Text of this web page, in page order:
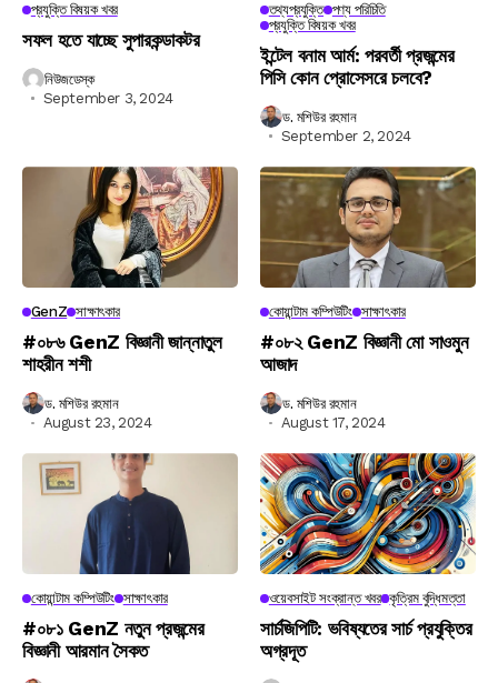
প্রযুক্তি বিষয়ক খবর
সফল হতে যাচ্ছে সুপারকন্ডাকটর
নিউজডেস্ক
September 3, 2024
তথ্যপ্রযুক্তি পণ্য পরিচিতি
প্রযুক্তি বিষয়ক খবর
ইন্টেল বনাম আর্ম: পরবর্তী প্রজন্মের
পিসি কোন প্রোসেসরে চলবে?
ড. মশিউর রহমান
September 2, 2024
GenZ সাক্ষাৎকার
#০৮৬ GenZ বিজ্ঞানী জান্নাতুল
শাহরীন শশী
ড. মশিউর রহমান
August 23, 2024
কোয়ান্টাম কম্পিউটিং সাক্ষাৎকার
#০৮২ GenZ বিজ্ঞানী মো সাওমুন
আজাদ
ড. মশিউর রহমান
August 17, 2024
কোয়ান্টাম কম্পিউটিং সাক্ষাৎকার
#০৮১ GenZ নতুন প্রজন্মের
বিজ্ঞানী আরমান সৈকত
ওয়েবসাইট সংক্রান্ত খবর কৃত্রিম বুদ্ধিমত্তা
সার্চজিপিটি: ভবিষ্যতের সার্চ প্রযুক্তির
অগ্রদূত